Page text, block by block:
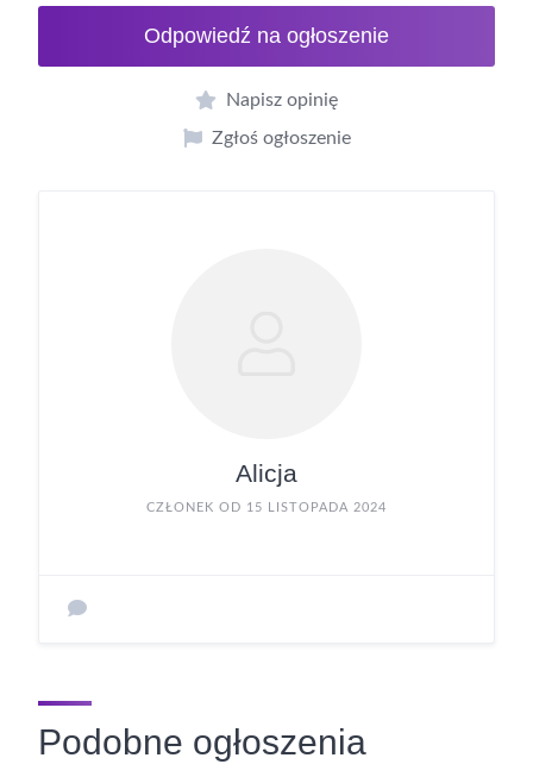
Odpowiedź na ogłoszenie
Napisz opinię
Zgłoś ogłoszenie
Alicja
CZŁONEK OD 15 LISTOPADA 2024
Podobne ogłoszenia